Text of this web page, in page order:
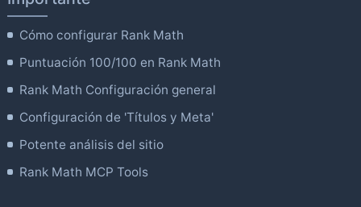
Cómo configurar Rank Math
Puntuación 100/100 en Rank Math
Rank Math Configuración general
Configuración de 'Títulos y Meta'
Potente análisis del sitio
Rank Math MCP Tools